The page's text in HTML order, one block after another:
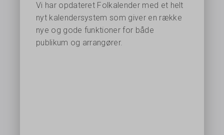
Vi har opdateret Folkalender med et helt
nyt kalendersystem som giver en række
nye og gode funktioner for både
publikum og arrangører.